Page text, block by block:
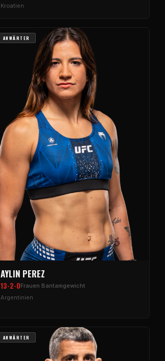
Kroatien
ANWÄRTER
AYLIN PEREZ
13-2-0Frauen Bantamgewicht
Argentinien
ANWÄRTER